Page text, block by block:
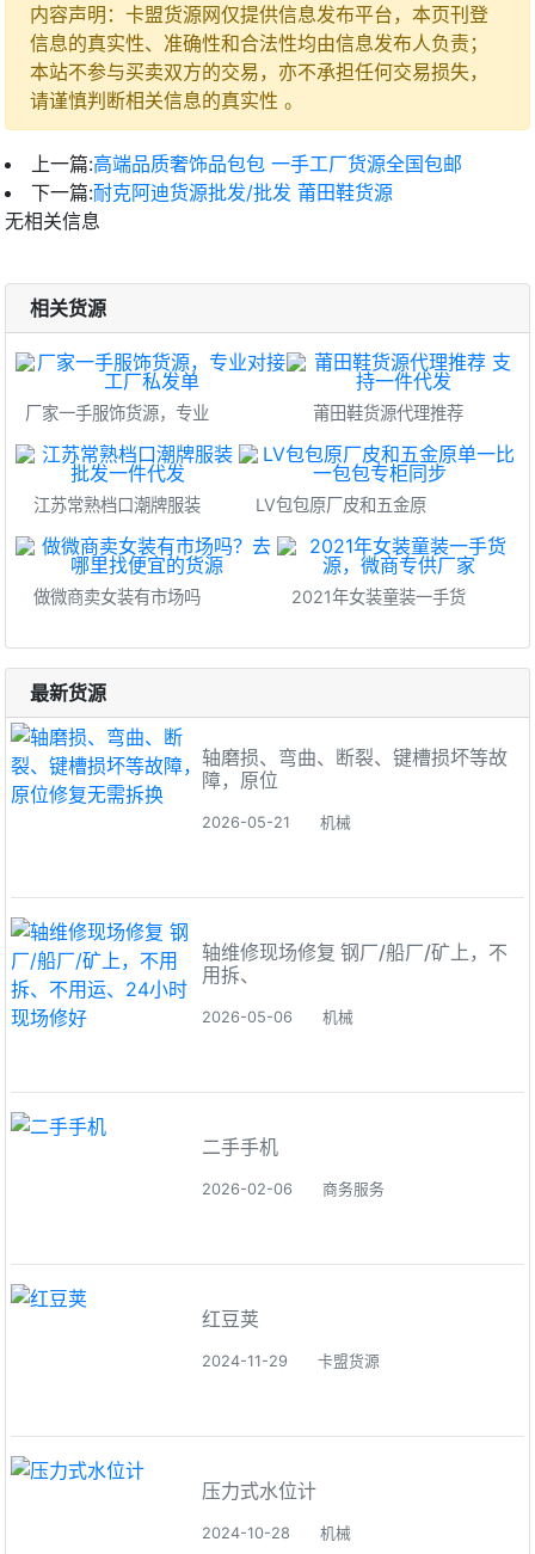
内容声明：卡盟货源网仅提供信息发布平台，本页刊登
信息的真实性、准确性和合法性均由信息发布人负责；
本站不参与买卖双方的交易，亦不承担任何交易损失，
请谨慎判断相关信息的真实性 。
上一篇:高端品质奢饰品包包 一手工厂货源全国包邮
下一篇:耐克阿迪货源批发/批发 莆田鞋货源
无相关信息
相关货源
厂家一手服饰货源，专业 莆田鞋货源代理推荐
江苏常熟档口潮牌服装 LV包包原厂皮和五金原
做微商卖女装有市场吗 2021年女装童装一手货
最新货源
轴磨损、弯曲、断裂、键槽损坏等故
障，原位
2026-05-21 机械
轴维修现场修复 钢厂/船厂/矿上，不
用拆、
2026-05-06 机械
二手手机
2026-02-06 商务服务
红豆荚
2024-11-29 卡盟货源
压力式水位计
2024-10-28 机械